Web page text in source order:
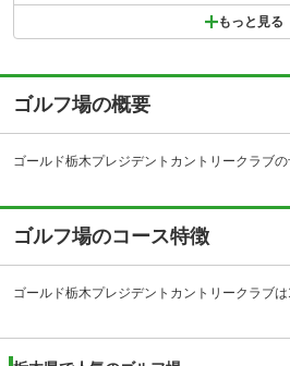
もっと見る
ゴルフ場の概要
ゴルフ場のコース特徴